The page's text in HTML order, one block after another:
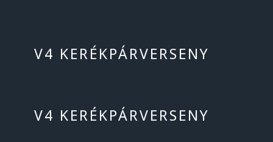
V4 KERÉKPÁRVERSENY
V4 KERÉKPÁRVERSENY